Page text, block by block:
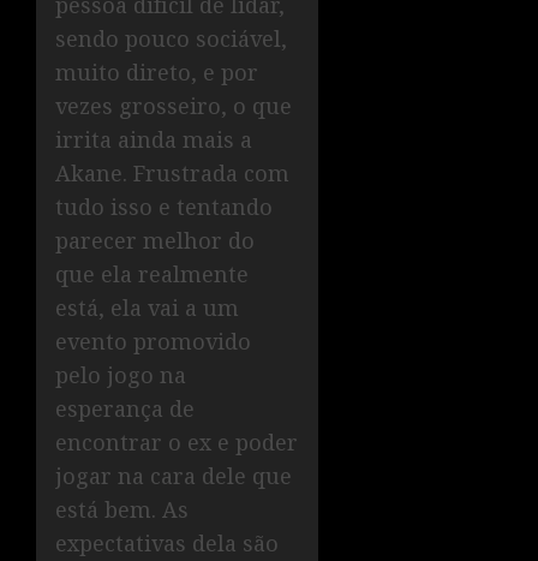
sendo pouco sociável,
muito direto, e por
vezes grosseiro, o que
irrita ainda mais a
Akane. Frustrada com
tudo isso e tentando
parecer melhor do
que ela realmente
está, ela vai a um
evento promovido
pelo jogo na
esperança de
encontrar o ex e poder
jogar na cara dele que
está bem. As
expectativas dela são